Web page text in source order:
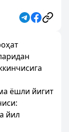
ёшли йигит
йил